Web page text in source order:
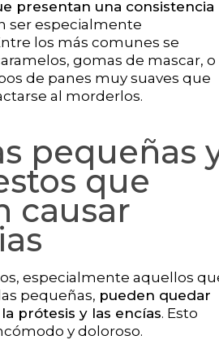
presentan una consistencia
ser especialmente
los más comunes se
gomas de mascar, o
de panes muy suaves que
al morderlos.
pequeñas
que
causar
especialmente aquellos
pequeñas, pueden quedar
prótesis y las encías. Esto
y doloroso.